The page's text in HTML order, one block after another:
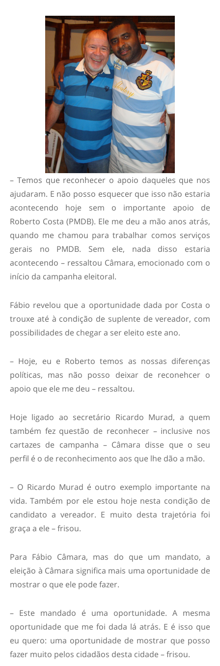
– Temos que reconhecer o apoio daqueles que nos
ajudaram. E não posso esquecer que isso não estaria
acontecendo hoje sem o importante apoio de
Roberto Costa (PMDB). Ele me deu a mão anos atrás,
quando me chamou para trabalhar comos serviços
gerais no PMDB. Sem ele, nada disso estaria
acontecendo – ressaltou Câmara, emocionado com o
início da campanha eleitoral.
Fábio revelou que a oportunidade dada por Costa o
trouxe até à condição de suplente de vereador, com
possibilidades de chegar a ser eleito este ano.
– Hoje, eu e Roberto temos as nossas diferenças
políticas, mas não posso deixar de reconehcer o
apoio que ele me deu – ressaltou.
Hoje ligado ao secretário Ricardo Murad, a quem
também fez questão de reconhecer – inclusive nos
cartazes de campanha – Câmara disse que o seu
perfil é o de reconhecimento aos que lhe dão a mão.
– O Ricardo Murad é outro exemplo importante na
vida. Também por ele estou hoje nesta condição de
candidato a vereador. E muito desta trajetória foi
graça a ele – frisou.
Para Fábio Câmara, mas do que um mandato, a
eleição à Câmara significa mais uma oportunidade de
mostrar o que ele pode fazer.
– Este mandado é uma oportunidade. A mesma
oportunidade que me foi dada lá atrás. E é isso que
eu quero: uma oportunidade de mostrar que posso
fazer muito pelos cidadãos desta cidade – frisou.